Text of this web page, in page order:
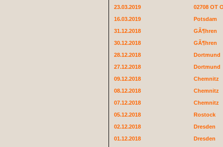
23.03.2019
02708 OT
16.03.2019
Potsdam
31.12.2018
GÃ¶hren
30.12.2018
GÃ¶hren
28.12.2018
Dortmund
27.12.2018
Dortmund
09.12.2018
Chemnitz
08.12.2018
Chemnitz
07.12.2018
Chemnitz
05.12.2018
Rostock
02.12.2018
Dresden
01.12.2018
Dresden